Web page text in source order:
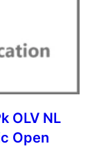
OLV NL
Open